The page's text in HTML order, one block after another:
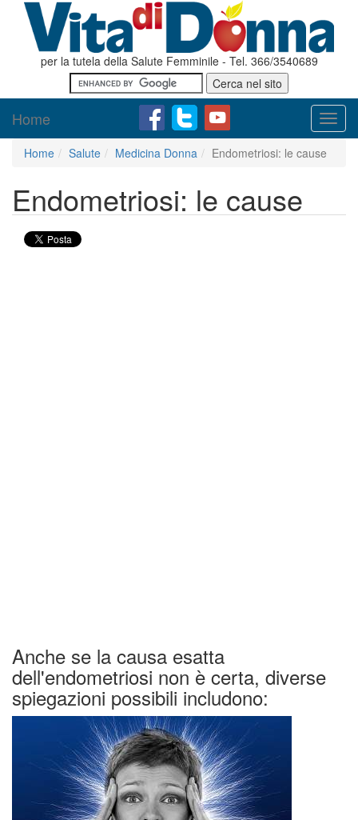
per la tutela della Salute Femminile - Tel. 366/3540689
Home
Home Salute Medicina Donna Endometriosi: le cause
Endometriosi: le cause
Anche se la causa esatta
dell'endometriosi non è certa, diverse
spiegazioni possibili includono: